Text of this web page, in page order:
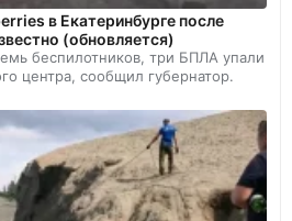
в Екатеринбурге после
(обновляется)
беспилотников, три БПЛА упали
центра, сообщил губернатор.